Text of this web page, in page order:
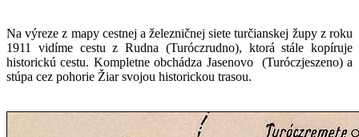
Na výreze z mapy cestnej a železničnej siete turčianskej župy z roku
1911 vidíme cestu z Rudna (Turóczrudno), ktorá stále kopíruje
historickú cestu. Kompletne obchádza Jasenovo (Turóczjeszeno) a
stúpa cez pohorie Žiar svojou historickou trasou.